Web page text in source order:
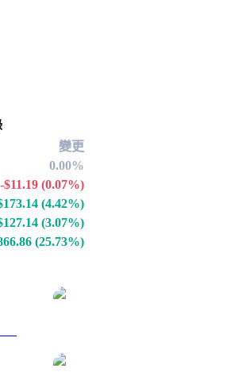
變更
0.00%
-$11.19 (0.07%)
(4.42%)
(3.07%)
(25.73%)